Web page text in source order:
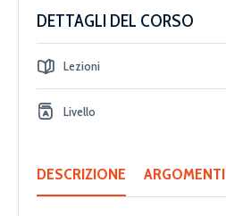
DESCRIZIONE ARGOMENTI
DETTAGLI DEL CORSO
Lezioni
Livello